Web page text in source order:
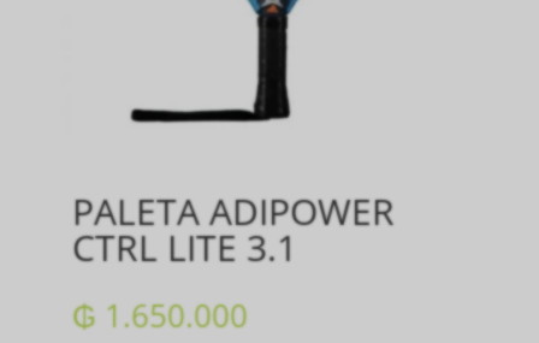
PALETA ADIPOWER
CTRL LITE 3.1
₲ 1.650.000